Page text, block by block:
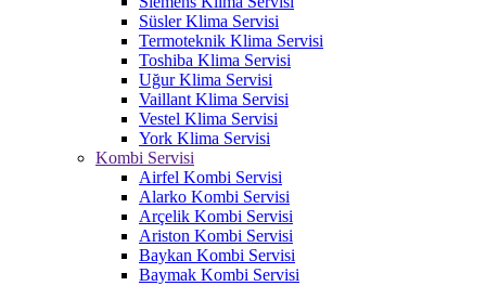
Süsler Klima Servisi
Termoteknik Klima Servisi
Toshiba Klima Servisi
Uğur Klima Servisi
Vaillant Klima Servisi
Vestel Klima Servisi
York Klima Servisi
Kombi Servisi
Airfel Kombi Servisi
Alarko Kombi Servisi
Arçelik Kombi Servisi
Ariston Kombi Servisi
Baykan Kombi Servisi
Baymak Kombi Servisi